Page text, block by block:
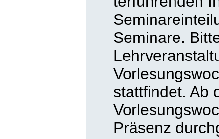
Seminare.
stattfindet. Ab
Präsenz